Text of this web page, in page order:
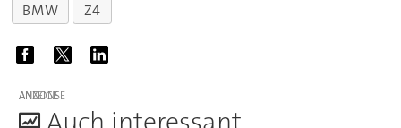
BMW
Z4
ANZEIGE